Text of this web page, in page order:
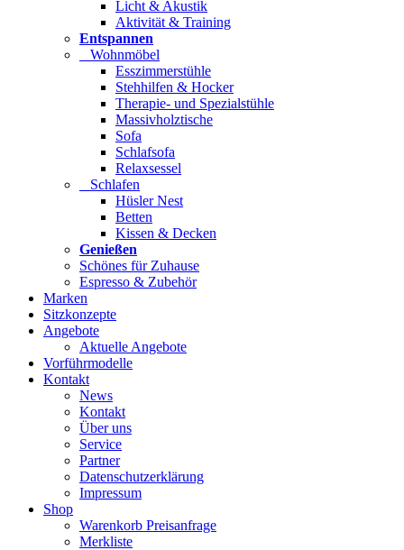
Licht & Akustik
Aktivität & Training
Entspannen
Wohnmöbel
Esszimmerstühle
Stehhilfen & Hocker
Therapie- und Spezialstühle
Massivholztische
Sofa
Schlafsofa
Relaxsessel
Schlafen
Hüsler Nest
Betten
Kissen & Decken
Genießen
Schönes für Zuhause
Espresso & Zubehör
Marken
Sitzkonzepte
Angebote
Aktuelle Angebote
Vorführmodelle
Kontakt
News
Kontakt
Über uns
Service
Partner
Datenschutzerklärung
Impressum
Shop
Warenkorb Preisanfrage
Merkliste